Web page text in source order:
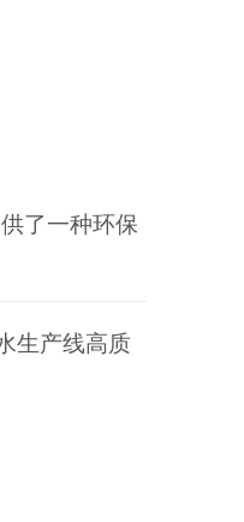
了一种环保
生产线高质